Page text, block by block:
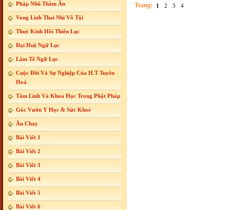
Pháp Nhũ Thâm Ân
Vong Linh Thai Nhi Vô Tội
Thuỷ Kính Hồi Thiên Lục
Đại Huệ Ngữ Lục
Lâm Tế Ngữ Lục
Cuộc Đời Và Sự Nghiệp Của H.T Tuyên
Hoá
Tâm Linh Và Khoa Học Trong Phật Pháp
Góc Vườn Y Học & Sức Khoẻ
Ăn Chay
Bài Viết 1
Bài Viết 2
Bài Viết 3
Bài Viết 4
Bài Viết 5
Bài Viết 6
Trang: 1 2 3 4